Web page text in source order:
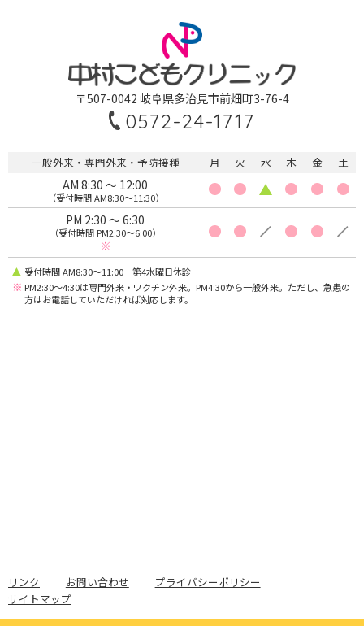
〒507-0042 岐阜県多治見市前畑町3-76-4
0572-24-1717
一般外来・専門外来・予防接種 月 火 水 木 金 土
AM 8:30 〜 12:00
（受付時間 AM8:30〜11:30）
PM 2:30 〜 6:30
（受付時間 PM2:30〜6:00）
※
受付時間 AM8:30〜11:00｜第4水曜日休診
※ PM2:30〜4:30は専門外来・ワクチン外来。PM4:30から一般外来。ただし、急患の
方はお電話していただければ対応します。
リンク お問い合わせ
プライバシーポリシー
サイトマップ